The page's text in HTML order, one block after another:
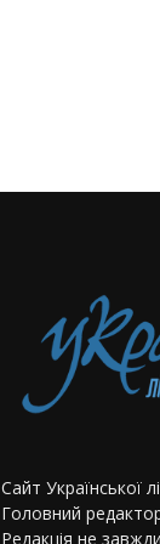
Сайт Української
Головний
Редакція не